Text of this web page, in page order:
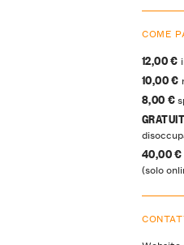
COME
12,00 €
10,00 €
8,00 €
40,00 €
(solo